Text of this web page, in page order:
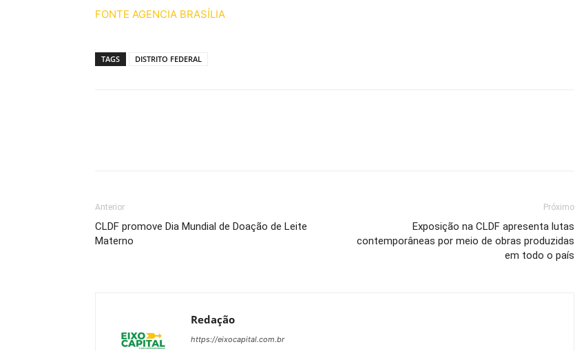
FONTE AGENCIA BRASÍLIA
TAGS DISTRITO FEDERAL
Anterior
CLDF promove Dia Mundial de Doação de Leite
Materno
Próximo
Exposição na CLDF apresenta lutas
contemporâneas por meio de obras produzidas
em todo o país
Redação
https://eixocapital.com.br